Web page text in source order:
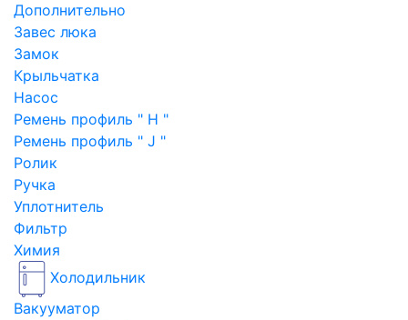
Дополнительно
Завес люка
Замок
Крыльчатка
Насос
Ремень профиль " H "
Ремень профиль " J "
Ролик
Ручка
Уплотнитель
Фильтр
Химия
Холодильник
Вакууматор